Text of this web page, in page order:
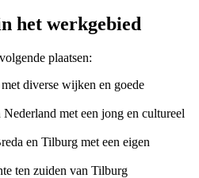
het werkgebied
plaatsen:
diverse wijken en goede
Nederland met een jong en cultureel
en Tilburg met een eigen
ten zuiden van Tilburg